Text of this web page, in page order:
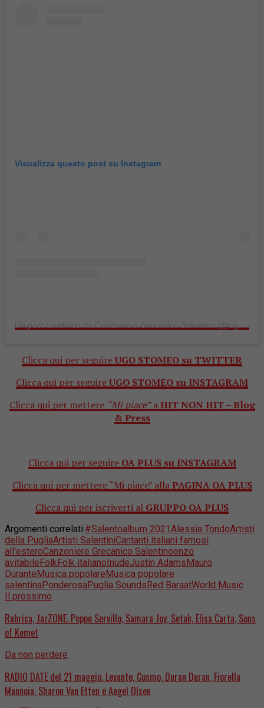
Visualizza questo post su Instagram
Clicca qui per seguireUGO STOMEO su TWITTER
Clicca qui per seguireUGO STOMEO su INSTAGRAM
Clicca qui per mettere “Mi piace”a HIT NON HIT – Blog
& Press
Clicca qui per seguire OA PLUS su INSTAGRAM
Clicca qui per mettere “Mi piace” alla PAGINA OA PLUS
Clicca qui per iscriverti al GRUPPO OA PLUS
Argomenti correlati:#Salentoalbum 2021Alessia TondoArtisti
della PugliaArtisti SalentiniCantanti italiani famosi
all'esteroCanzoniere Grecanico Salentinoenzo
avitabileFolkFolk italianoInudeJustin AdamsMauro
DuranteMusica popolareMusica popolare
salentinaPonderosaPuglia SoundsRed BaraatWorld Music
Il prossimo
Rubrica, JazZONE. Peppe Servillo, Samara Joy, Setak, Elisa Carta, Sons
of Kemet
Da non perdere
RADIO DATE del 21 maggio. Levante, Cosmo, Duran Duran, Fiorella
Mannoia, Sharon Van Etten e Angel Olsen